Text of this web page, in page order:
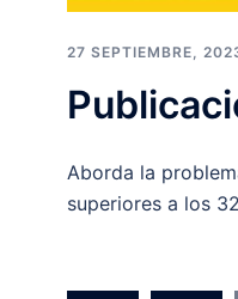
27 SEPTIEMBRE,
Aborda la
superiores a los